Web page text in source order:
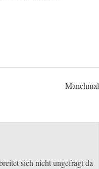
Manchmal
sich nicht ungefragt da